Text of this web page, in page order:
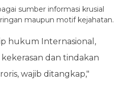
sumber informasi krusial
maupun motif kejahatan.
hukum Internasional,
dan tindakan
wajib ditangkap,"